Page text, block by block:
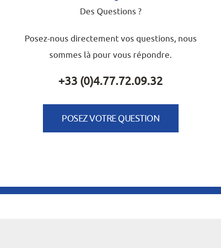
Des Questions ?
Posez-nous directement vos questions, nous
sommes là pour vous répondre.
+33 (0)4.77.72.09.32
POSEZ VOTRE QUESTION